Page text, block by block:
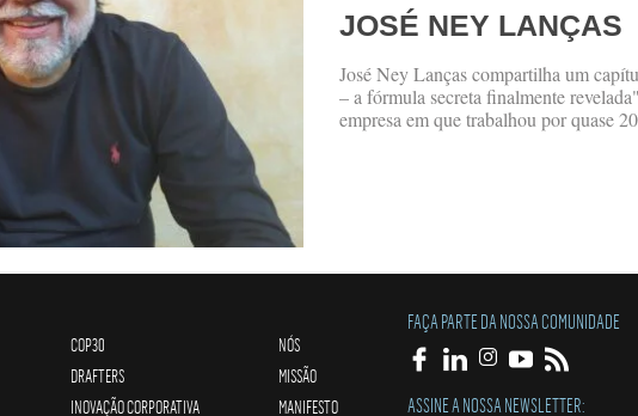
JOSÉ NEY LANÇAS
José Ney Lanças compartilha um
– a fórmula secreta finalmente
empresa em que trabalhou por quase
COP30
DRAFTERS
INOVAÇÃO CORPORATIVA
NÓS
MISSÃO
MANIFESTO
FAÇA PARTE DA NOSSA COMUNIDADE
ASSINE A NOSSA NEWSLETTER: